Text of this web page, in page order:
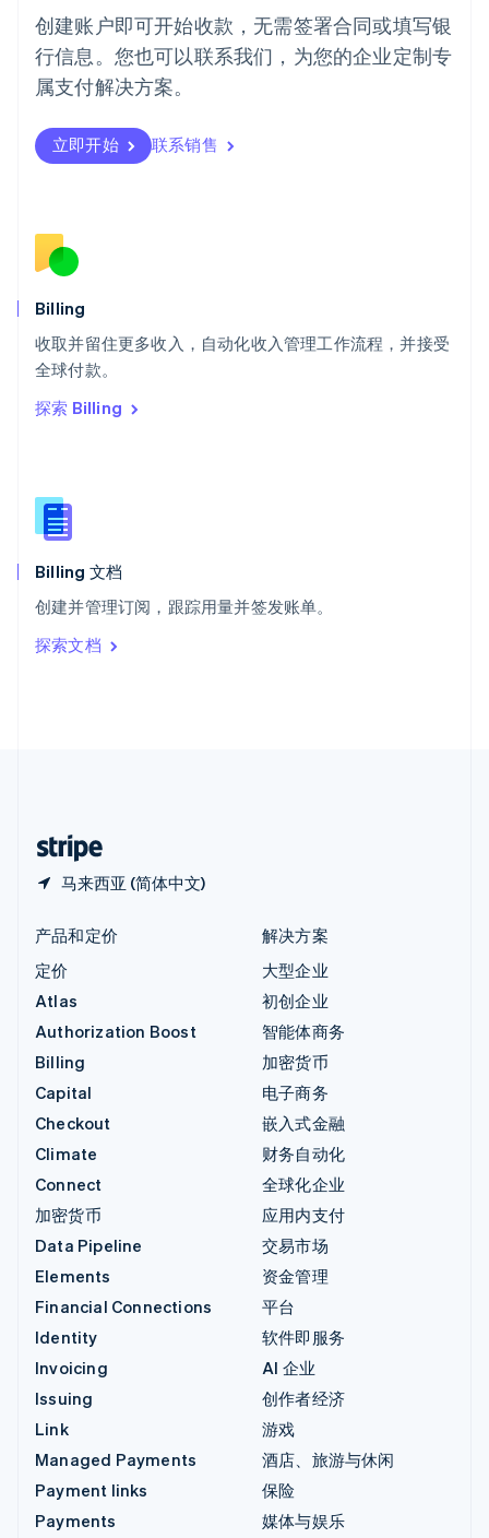
创建账户即可开始收款，无需签署合同或填写银
行信息。您也可以联系我们，为您的企业定制专
属支付解决方案。
立即开始 联系销售
Billing
收取并留住更多收入，自动化收入管理工作流程，并接受
全球付款。
探索 Billing
Billing 文档
创建并管理订阅，跟踪用量并签发账单。
探索文档
马来西亚 (简体中文)
葡萄牙
Português English
日本
日本語English
瑞典
瑞士
DeutschFrançais
English
斯洛文尼亚
泰国
ไทยEnglish
希腊
English
西班牙
新西兰
English
匈牙利
English
ItalianoEnglish
印度
English
产品和定价
定价
Atlas
Authorization Boost
Billing
Capital
Checkout
Climate
Connect
加密货币
Data Pipeline
Elements
Financial Connections
Identity
Invoicing
Issuing
Link
Managed Payments
Payment links
Payments
解决方案
大型企业
初创企业
智能体商务
加密货币
电子商务
嵌入式金融
财务自动化
全球化企业
应用内支付
交易市场
资金管理
平台
软件即服务
AI 企业
创作者经济
游戏
酒店、旅游与休闲
保险
媒体与娱乐